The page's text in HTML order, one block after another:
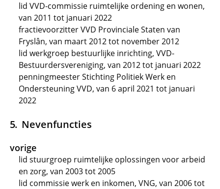
lid VVD-commissie ruimtelijke ordening en wonen,
van 2011 tot januari 2022
fractievoorzitter VVD Provinciale Staten van
Fryslân, van maart 2012 tot november 2012
lid werkgroep bestuurlijke inrichting, VVD-
Bestuurdersvereniging, van 2012 tot januari 2022
penningmeester Stichting Politiek Werk en
Ondersteuning VVD, van 6 april 2021 tot januari
2022
Nevenfuncties
vorige
lid stuurgroep ruimtelijke oplossingen voor arbeid
en zorg, van 2003 tot 2005
lid commissie werk en inkomen, VNG, van 2006 tot